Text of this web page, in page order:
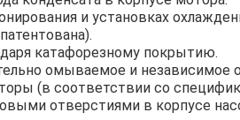
и установках
катафорезному покрытию.
омываемое и независимое
(в соответствии со
отверстиями в корпусе